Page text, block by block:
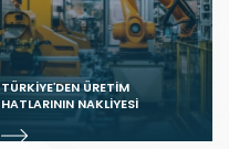
TÜRKIYE’DEN ÜRETIM
HATLARININ NAKLIYESI